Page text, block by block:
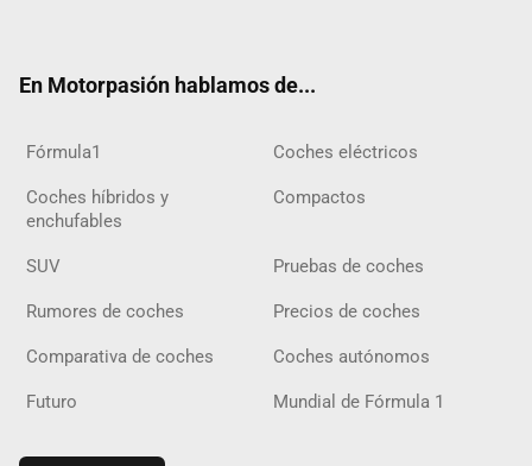
En Motorpasión hablamos de...
Fórmula1 Coches eléctricos
Coches híbridos y
enchufables
Compactos
SUV Pruebas de coches
Rumores de coches Precios de coches
Comparativa de coches Coches autónomos
Futuro Mundial de Fórmula 1